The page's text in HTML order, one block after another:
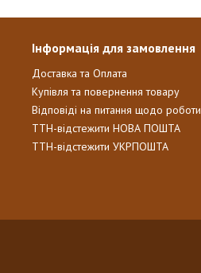
Інформація для замовлення
Доставка та Оплата
Купівля та повернення товару
Відповіді на питання щодо роботи
ТТН-відстежити НОВА ПОШТА
ТТН-відстежити УКРПОШТА